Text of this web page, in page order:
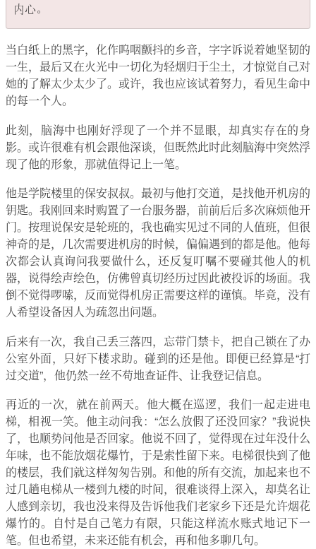
当白纸上的黑字，化作呜咽颤抖的乡音，字字诉说着她坚韧的
一生，最后又在火光中一切化为轻烟归于尘土，才惊觉自己对
她的了解太少太少了。或许，我也应该试着努力，看见生命中
的每一个人。
此刻，脑海中也刚好浮现了一个并不显眼，却真实存在的身
影。或许很难有机会跟他深谈，但既然此时此刻脑海中突然浮
现了他的形象，那就值得记上一笔。
他是学院楼里的保安叔叔。最初与他打交道，是找他开机房的
钥匙。我刚回来时购置了一台服务器，前前后后多次麻烦他开
门。按理说保安是轮班的，我也确实见过不同的人值班，但很
神奇的是，几次需要进机房的时候，偏偏遇到的都是他。他每
次都会认真询问我要做什么，还反复叮嘱不要碰其他人的机
器，说得绘声绘色，仿佛曾真切经历过因此被投诉的场面。我
倒不觉得啰嗦，反而觉得机房正需要这样的谨慎。毕竟，没有
人希望设备因人为疏忽出问题。
后来有一次，我自己丢三落四，忘带门禁卡，把自己锁在了办
公室外面，只好下楼求助。碰到的还是他。即便已经算是“打
过交道”，他仍然一丝不苟地查证件、让我登记信息。
再近的一次，就在前两天。他大概在巡逻，我们一起走进电
梯，相视一笑。他主动问我：“怎么放假了还没回家？”我说快
了，也顺势问他是否回家。他说不回了，觉得现在过年没什么
年味，也不能放烟花爆竹，于是索性留下来。电梯很快到了他
的楼层，我们就这样匆匆告别。和他的所有交流，加起来也不
过几趟电梯从一楼到九楼的时间，很难谈得上深入，却莫名让
人感到亲切，我也没来得及告诉他我们老家乡下还是允许烟花
爆竹的。自忖是自己笔力有限，只能这样流水账式地记下一
笔。但也希望，未来还能有机会，再和他多聊几句。